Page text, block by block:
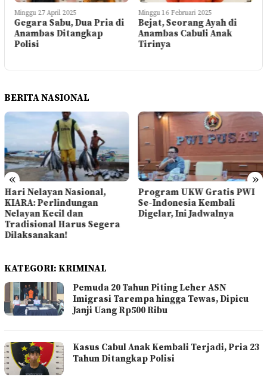
Minggu 27 April 2025
Gegara Sabu, Dua Pria di
Anambas Ditangkap
Polisi
Minggu 16 Februari 2025
Bejat, Seorang Ayah di
Anambas Cabuli Anak
Tirinya
BERITA NASIONAL
« »
Hari Nelayan Nasional,
KIARA: Perlindungan
Nelayan Kecil dan
Tradisional Harus Segera
Dilaksanakan!
Program UKW Gratis PWI
Se-Indonesia Kembali
Digelar, Ini Jadwalnya
KATEGORI: KRIMINAL
Pemuda 20 Tahun Piting Leher ASN
Imigrasi Tarempa hingga Tewas, Dipicu
Janji Uang Rp500 Ribu
Kasus Cabul Anak Kembali Terjadi, Pria 23
Tahun Ditangkap Polisi